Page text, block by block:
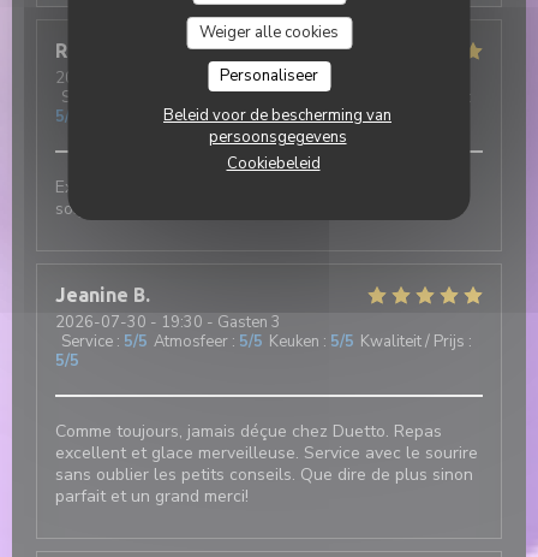
Weiger alle cookies
Personaliseer
Beleid voor de bescherming van
persoonsgegevens
Cookiebeleid
Robert
2026-07-31
- 12:00 - Gasten 3
Service
Atmosfeer:5/5 Keuken:
:
5/5
Excellent et authentique restaurant italien. Cuisine
soignée et de très bonne qualité
Jeanine B
2026-07-30 - 19:30 - Gasten 3
Service : 5/5 Atmosfeer : 5/5 Keuken : 5/5 Kwaliteit / Prijs :
5/5
Comme toujours, jamais déçue chez Duetto. Repas
excellent et glace merveilleuse. Service avec le sourire
sans oublier les petits conseils. Que dire de plus sinon
parfait et un grand merci!